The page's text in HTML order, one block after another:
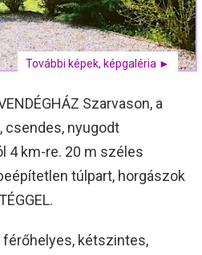
További képek, képgaléria ►
Szarvason, a
csendes, nyugodt
4 km-re. 20 m széles
túlpart, horgászok
férőhelyes, kétszintes,